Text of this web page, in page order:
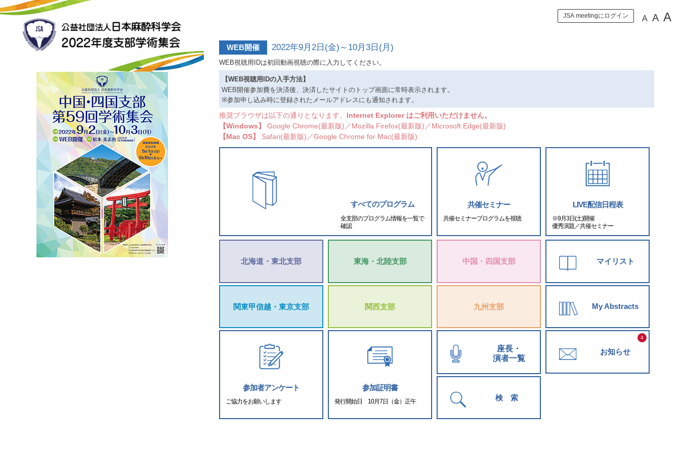
A A A
JSA meetingにログイン
WEB開催 2022年9月2日(金)～10月3日(月)
WEB視聴用IDは初回動画視聴の際に入力してください。
【WEB視聴用IDの入手方法】
WEB開催参加費を決済後、決済したサイトのトップ画面に常時表示されます。
※参加申し込み時に登録されたメールアドレスにも通知されます。
推奨ブラウザは以下の通りとなります。 Internet Explorer はご利用いただけません。
【Windows】
Google Chrome(最新版)／Mozilla Firefox(最新版)／Microsoft Edge(最新版)
【Mac OS】
Safari(最新版)／Google Chrome for Mac(最新版)
すべてのプログラム
全支部のプログラム情報を一覧で
確認
北海道・東北支部
関東甲信越・東京支部
東海・北陸支部
関西支部
参加者アンケート
ご協力をお願いします
参加証明書
発行開始日 10月7日（金）正午
共催セミナー
共催セミナープログラムを視聴
LIVE配信日程表
※9月3日(土)開催
優秀演題／共催セミナー
中国・四国支部
九州支部
マイリスト
My Abstracts
座長・
演者一覧
検 索
4
お知らせ